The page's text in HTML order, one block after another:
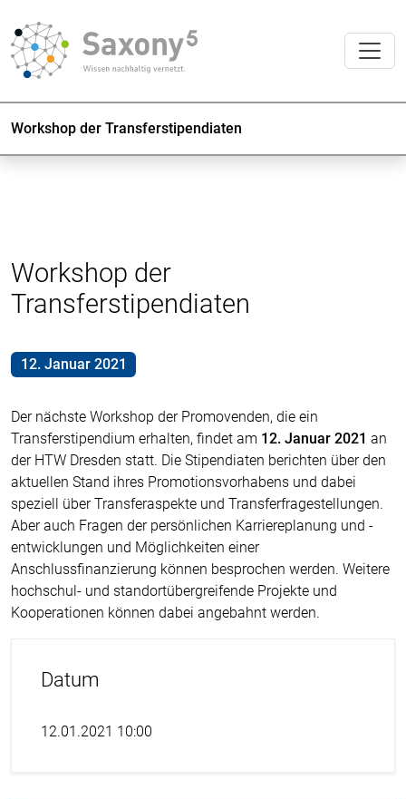
Workshop der Transferstipendiaten
Workshop der
Transferstipendiaten
12. Januar 2021
Der nächste Workshop der Promovenden, die ein
Transferstipendium erhalten, findet am 12. Januar 2021 an
der HTW Dresden statt. Die Stipendiaten berichten über den
aktuellen Stand ihres Promotionsvorhabens und dabei
speziell über Transferaspekte und Transferfragestellungen.
Aber auch Fragen der persönlichen Karriereplanung und -
entwicklungen und Möglichkeiten einer
Anschlussfinanzierung können besprochen werden. Weitere
hochschul- und standortübergreifende Projekte und
Kooperationen können dabei angebahnt werden.
Datum
12.01.2021 10:00